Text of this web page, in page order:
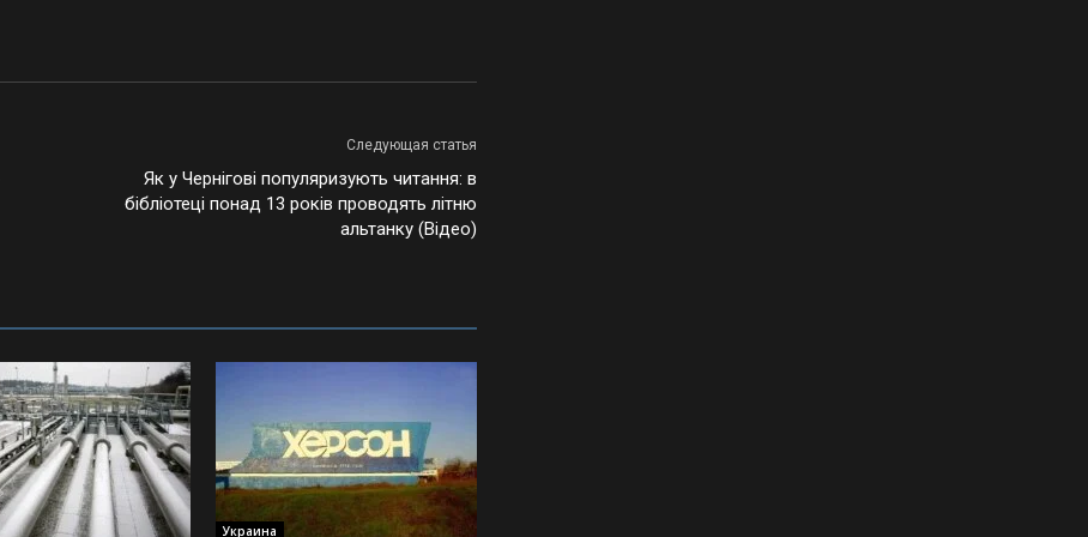
Следующая статья
Як у Чернігові популяризують читання: в
бібліотеці понад 13 років проводять літню
альтанку (Відео)
Украина